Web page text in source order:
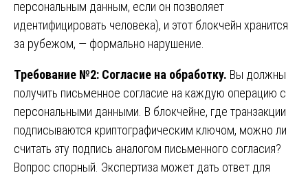
персональным данным, если он позволяет
идентифицировать человека), и этот блокчейн хранится
за рубежом, — формально нарушение.
Требование №2: Согласие на обработку. Вы должны
получить письменное согласие на каждую операцию с
персональными данными. В блокчейне, где транзакции
подписываются криптографическим ключом, можно ли
считать эту подпись аналогом письменного согласия?
Вопрос спорный. Экспертиза может дать ответ для